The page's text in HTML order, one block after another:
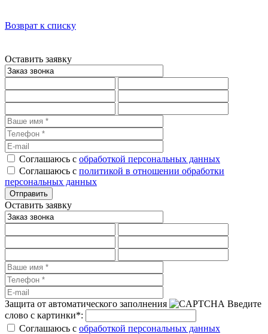
Возврат к списку
Оставить заявку
Соглашаюсь с обработкой персональных данных
Соглашаюсь с политикой в отношении обработки
персональных данных
Оставить заявку
Защита от автоматического заполнения
Введите
слово с картинки*:
Соглашаюсь с обработкой персональных данных